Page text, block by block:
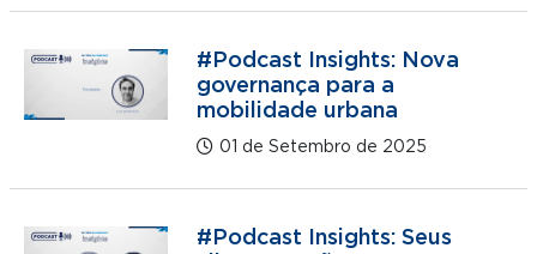
#Podcast Insights: Nova
governança para a
mobilidade urbana
01 de Setembro de 2025
#Podcast Insights: Seus